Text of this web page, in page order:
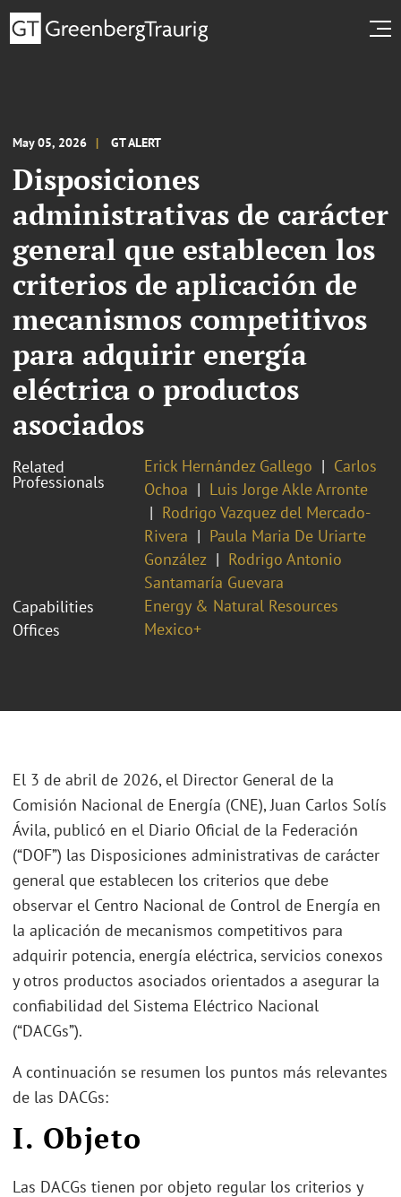
May 05, 2026 GT ALERT
Disposiciones
administrativas de carácter
general que establecen los
criterios de aplicación de
mecanismos competitivos
para adquirir energía
eléctrica o productos
asociados
Related
Professionals
Erick Hernández Gallego
Carlos
Ochoa
Luis Jorge Akle Arronte
Rodrigo Vazquez del Mercado-
Rivera
Paula Maria De Uriarte
González
Rodrigo Antonio
Santamaría Guevara
Capabilities
Energy & Natural Resources
Offices
Mexico+
El 3 de abril de 2026, el Director General de la
Comisión Nacional de Energía (CNE), Juan Carlos Solís
Ávila, publicó en el Diario Oficial de la Federación
(“DOF”) las Disposiciones administrativas de carácter
general que establecen los criterios que debe
observar el Centro Nacional de Control de Energía en
la aplicación de mecanismos competitivos para
adquirir potencia, energía eléctrica, servicios conexos
y otros productos asociados orientados a asegurar la
confiabilidad del Sistema Eléctrico Nacional
(“DACGs”).
A continuación se resumen los puntos más relevantes
de las DACGs:
I. Objeto
Las DACGs tienen por objeto regular los criterios y